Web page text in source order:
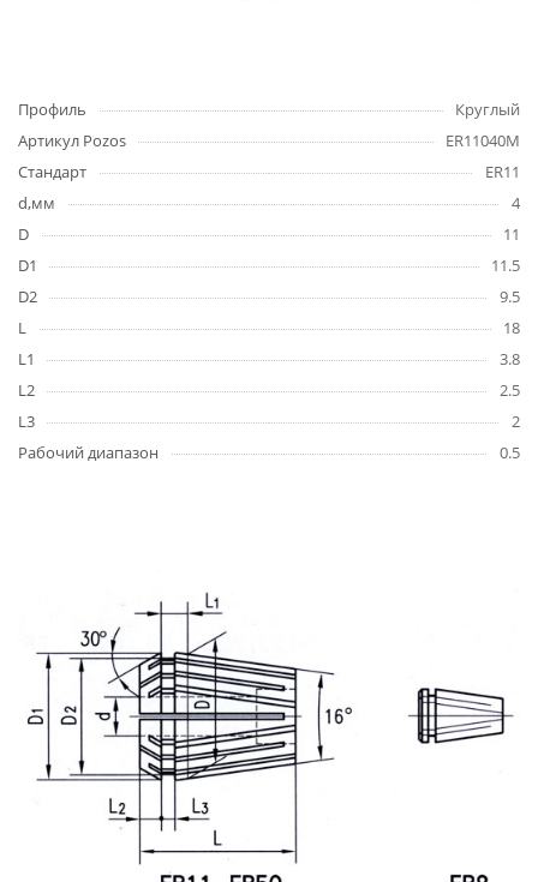
Профиль
Круглый
Артикул Pozos
ER11040M
Стандарт
ER11
d,мм
4
D
11
D1
11.5
D2
9.5
L
18
L1
3.8
L2
2.5
L3
2
Рабочий диапазон
0.5